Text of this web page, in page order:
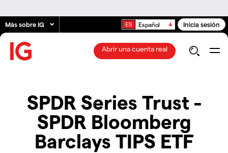
Más sobre IG Español Inicia sesión
Abrir una cuenta real
SPDR Series Trust -
SPDR Bloomberg
Barclays TIPS ETF